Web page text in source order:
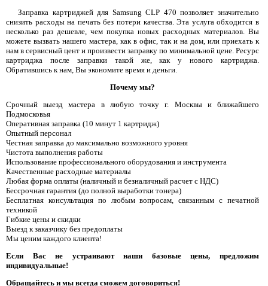
Заправка картриджей для Samsung CLP 470 позволяет значительно
снизить расходы на печать без потери качества. Эта услуга обходится в
несколько раз дешевле, чем покупка новых расходных материалов. Вы
можете вызвать нашего мастера, как в офис, так и на дом, или приехать к
нам в сервисный цент и произвести заправку по минимальной цене. Ресурс
картриджа после заправки такой же, как у нового картриджа.
Обратившись к нам, Вы экономите время и деньги.
Почему мы?
Срочный выезд мастера в любую точку г. Москвы и ближайшего
Подмосковья
Оперативная заправка (10 минут 1 картридж)
Опытный персонал
Честная заправка до максимально возможного уровня
Чистота выполнения работы
Использование профессионального оборудования и инструмента
Качественные расходные материалы
Любая форма оплаты (наличный и безналичный расчет с НДС)
Бессрочная гарантия (до полной выработки тонера)
Бесплатная консультация по любым вопросам, связанным с печатной
техникой
Гибкие цены и скидки
Выезд к заказчику без предоплаты
Мы ценим каждого клиента!
Если Вас не устраивают наши базовые цены, предложим
индивидуальные!
Обращайтесь и мы всегда сможем договориться!